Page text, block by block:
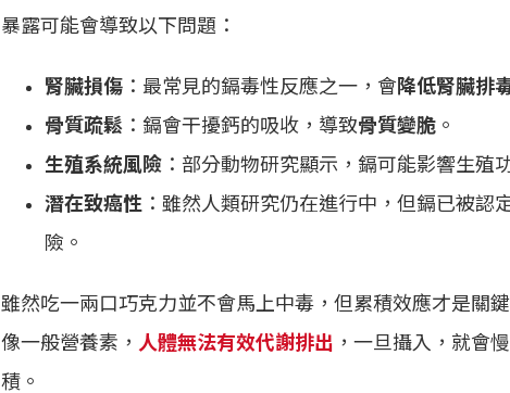
暴露可能會導致以下問題：
腎臟損傷 ：最常見的鎘毒性反應之一，會降低腎臟排
骨質疏鬆 ：鎘會干擾鈣的吸收，導致骨質變脆 。
生殖系統風險 ：部分動物研究顯示，鎘可能影響生殖
潛在致癌性 ：雖然人類研究仍在進行中，但鎘已被認
險。
雖然吃一兩口巧克力並不會馬上中毒，但累積效應才是關
像一般營養素， 人體無法有效代謝排出 ，一旦攝入，就會
積。